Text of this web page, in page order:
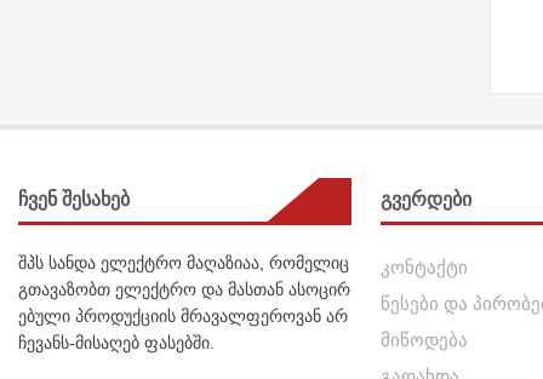
ჩვენ შესახებ
შპს სანდა ელექტრო მაღაზიაა, რომელიც
გთავაზობთ ელექტრო და მასთან ასოცირ
ებული პროდუქციის მრავალფეროვან არ
ჩევანს-მისაღებ ფასებში.
გვერდები
კონტაქტი
წესები და
მიწოდება